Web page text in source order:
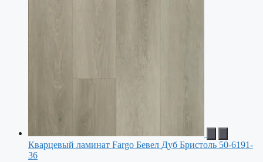
Кварцевый ламинат Fargo Бевел Дуб Бристоль 50-6191-
36